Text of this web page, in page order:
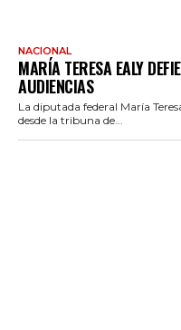
NACIONAL
MARÍA TERESA EALY
AUDIENCIAS
La diputada federal María
desde la tribuna de...